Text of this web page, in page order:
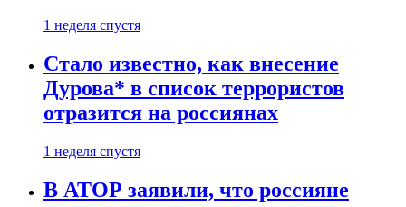
1 неделя спустя
Стало известно, как внесение
Дурова* в список террористов
отразится на россиянах
1 неделя спустя
В АТОР заявили, что россияне